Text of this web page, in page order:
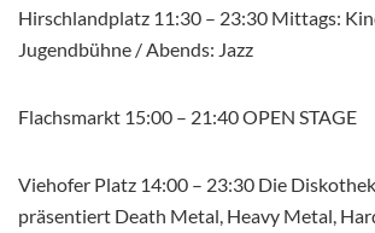
Hirschlandplatz 11:30 – 23:30 Mittags:
Jugendbühne / Abends: Jazz
Flachsmarkt 15:00 – 21:40 OPEN STAGE
Viehofer Platz 14:00 – 23:30 Die
präsentiert Death Metal, Heavy Metal,